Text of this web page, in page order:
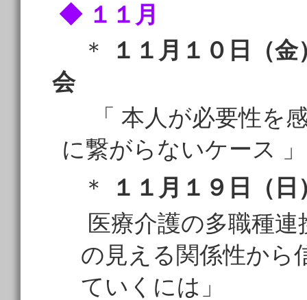
◆ １１月
＊
１１月１０日（
会
「 本人が必要性を
に繋がらないケース 」
＊
１１月１９日（
医療介護の多職種
の見える関係性から
ていくには」